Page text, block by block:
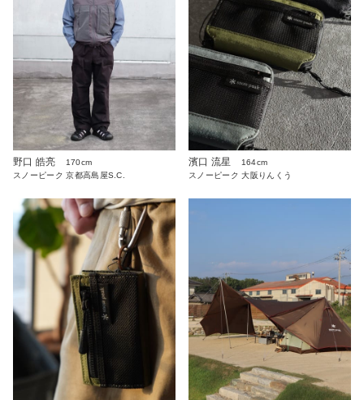
野口 皓亮
170cm
スノーピーク 京都高島屋S.C.
濱口 流星
164cm
スノーピーク 大阪りんくう